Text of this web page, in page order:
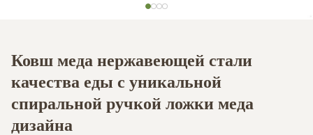
Ковш меда нержавеющей стали
качества еды с уникальной
спиральной ручкой ложки меда
дизайна